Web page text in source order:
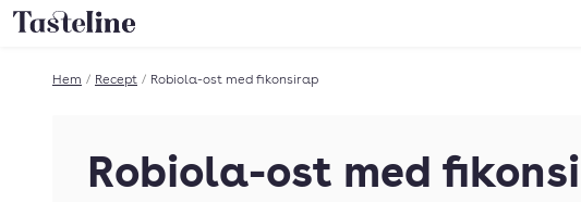
Till Tastelines startsida
Hem / Recept / Robiola-ost med fikonsirap
Robiola-ost med